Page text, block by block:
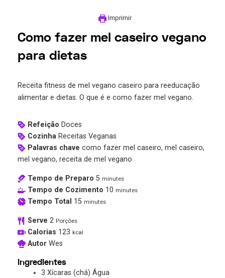
Imprimir
Como fazer mel caseiro vegano
para dietas
Receita fitness de mel vegano caseiro para reeducação
alimentar e dietas. O que é e como fazer mel vegano.
Refeição Doces
Cozinha Receitas Veganas
Palavras chave como fazer mel caseiro, mel caseiro,
mel vegano, receita de mel vegano
Tempo de Preparo 5 minutes
Tempo de Cozimento 10 minutes
Tempo Total 15 minutes
Serve 2 Porções
Calorias 123 kcal
Autor Wes
Ingredientes
3 Xícaras (chá) Água